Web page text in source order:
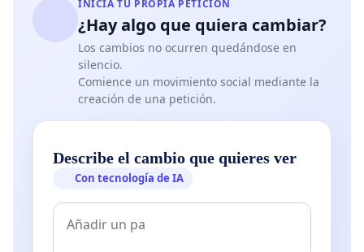
INICIA TU PROPIA PETICIÓN
¿Hay algo que quiera cambiar?
Los cambios no ocurren quedándose en
silencio.
Comience un movimiento social mediante la
creación de una petición.
Describe el cambio que quieres ver
Con tecnología de IA